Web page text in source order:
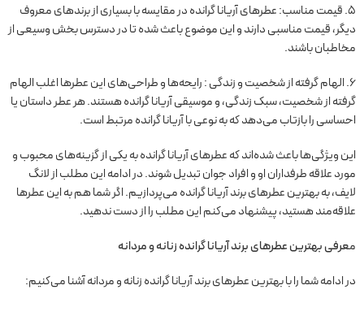
5. قیمت مناسب: عطرهای آریانا گرانده در مقایسه با بسیاری از برندهای معروف
دیگر، قیمت مناسبی دارند و این موضوع باعث شده تا در دسترس بخش وسیعی از
مخاطبان باشند.
6. الهام گرفته از شخصیت و زندگی : رایحه‌ها و طراحی‌های این عطرها اغلب الهام
گرفته از شخصیت، سبک زندگی، و موسیقی آریانا گرانده هستند. هر عطر داستان یا
احساسی را بازتاب می‌دهد که به نوعی با آریانا گرانده مرتبط است.
این ویژگی‌ها باعث شده‌اند که عطرهای آریانا گرانده به یکی از گزینه‌های محبوب و
مورد علاقه طرفداران او و افراد جوان تبدیل شوند. در ادامه این مطلب از لانگ
لایف، به بهترین عطرهای برند آریانا گرانده می‌پردازیم. اگر شما هم به این عطرها
علاقه‌مند هستید، پیشنهاد می‌کنم این مطلب را از دست ندهید.
معرفی بهترین عطرهای برند آریانا گرانده زنانه و مردانه
در ادامه شما را با بهترین عطرهای برند آریانا گرانده زنانه و مردانه آشنا می‌کنیم: